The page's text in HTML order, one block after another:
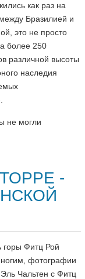
как раз на
Бразилией и
это не просто
более 250
различной высоты
наследия
не могли
-
Фитц Рой
фотографии
Чальтен с Фитц